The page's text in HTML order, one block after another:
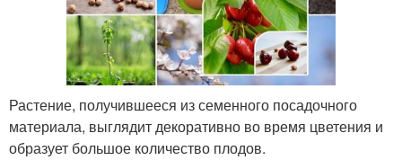
Растение, получившееся из семенного посадочного
материала, выглядит декоративно во время цветения и
образует большое количество плодов.